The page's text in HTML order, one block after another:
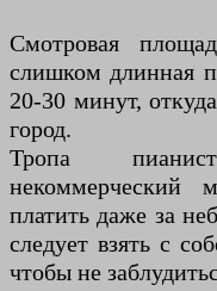
Смотровая
слишком длинная
20-30 минут,
город.
Тропа
некоммерческий
платить даже за
следует взять с
чтобы не